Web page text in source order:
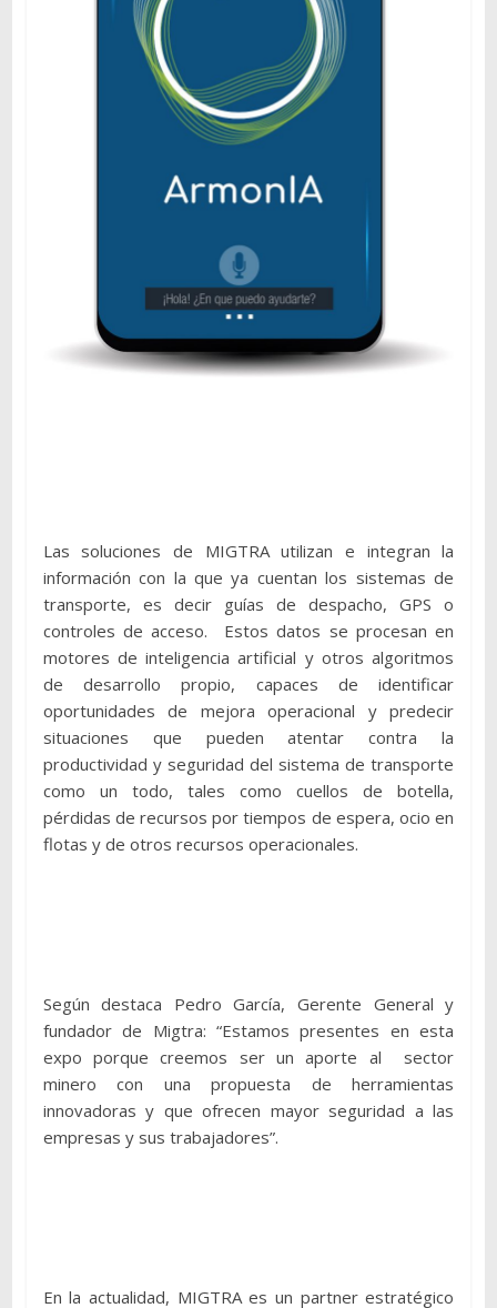
Las soluciones de MIGTRA utilizan e integran la
información con la que ya cuentan los sistemas de
transporte, es decir guías de despacho, GPS o
controles de acceso. Estos datos se procesan en
motores de inteligencia artificial y otros algoritmos
de desarrollo propio, capaces de identificar
oportunidades de mejora operacional y predecir
situaciones que pueden atentar contra la
productividad y seguridad del sistema de transporte
como un todo, tales como cuellos de botella,
pérdidas de recursos por tiempos de espera, ocio en
flotas y de otros recursos operacionales.
Según destaca Pedro García, Gerente General y
fundador de Migtra: “Estamos presentes en esta
expo porque creemos ser un aporte al sector
minero con una propuesta de herramientas
innovadoras y que ofrecen mayor seguridad a las
empresas y sus trabajadores”.
En la actualidad, MIGTRA es un partner estratégico